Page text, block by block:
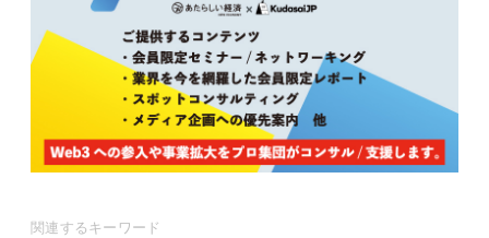
関連するキーワード